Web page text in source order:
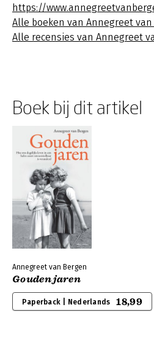
https://
Alle boeken van Annegreet van
Alle recensies van Annegreet
Boek bij dit artikel
Annegreet van Bergen
Gouden jaren
Paperback | Nederlands 18,99